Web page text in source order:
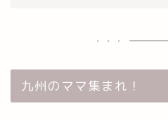
九州のママ集まれ！